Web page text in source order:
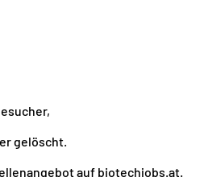
gelöscht.
auf biotechjobs.at.